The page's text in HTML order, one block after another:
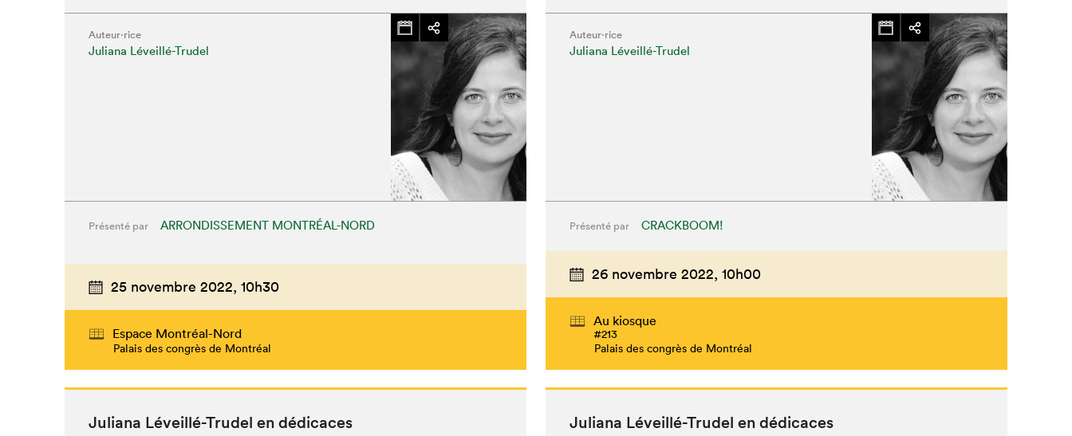
Que cherchez-vous?
Auteur·rice
Juliana Léveillé-Trudel
Présenté par ARRONDISSEMENT MONTRÉAL-NORD
25 novembre 2022, 10h30
Espace Montréal-Nord
Palais des congrès de Montréal
Auteur·rice
Juliana Léveillé-Trudel
Présenté par CRACKBOOM!
26 novembre 2022, 10h00
Au kiosque
#213
Palais des congrès de Montréal
Juliana Léveil­lé-Trudel en dédicaces Juliana Léveil­lé-Trudel en dédicaces